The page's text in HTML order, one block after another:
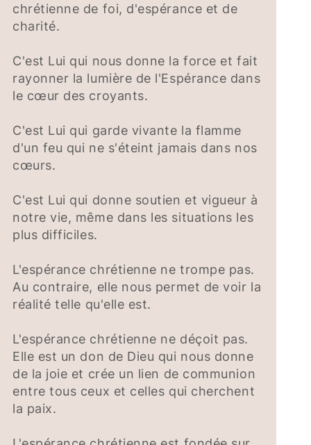
chrétienne de foi, d'espérance et de
charité.
C'est Lui qui nous donne la force et fait
rayonner la lumière de l'Espérance dans
le cœur des croyants.
C'est Lui qui garde vivante la flamme
d'un feu qui ne s'éteint jamais dans nos
cœurs.
C'est Lui qui donne soutien et vigueur à
notre vie, même dans les situations les
plus difficiles.
L'espérance chrétienne ne trompe pas.
Au contraire, elle nous permet de voir la
réalité telle qu'elle est.
L'espérance chrétienne ne déçoit pas.
Elle est un don de Dieu qui nous donne
de la joie et crée un lien de communion
entre tous ceux et celles qui cherchent
la paix.